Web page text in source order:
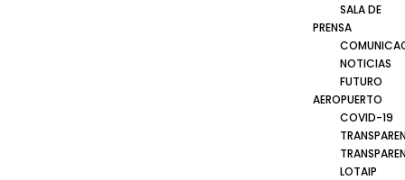
SALA DE
PRENSA
NOTICIAS
FUTURO
AEROPUERTO
COVID-19
LOTAIP